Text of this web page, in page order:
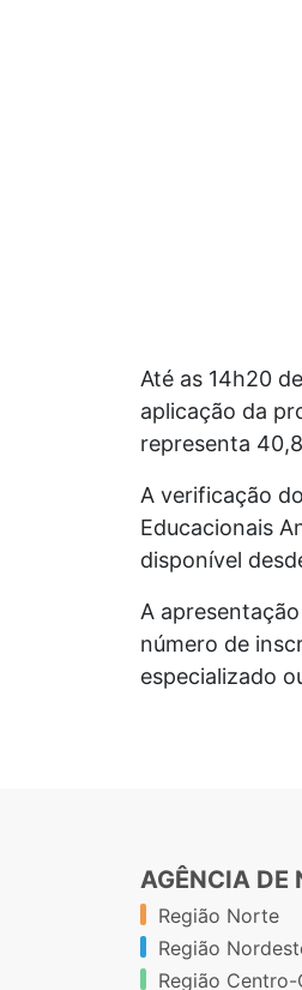
Até as 14h20
aplicação da
representa
A verificação
Educacionais
disponível
A
número de
especializado
AGÊNCIA DE
Região Norte
Região
Região Centro-